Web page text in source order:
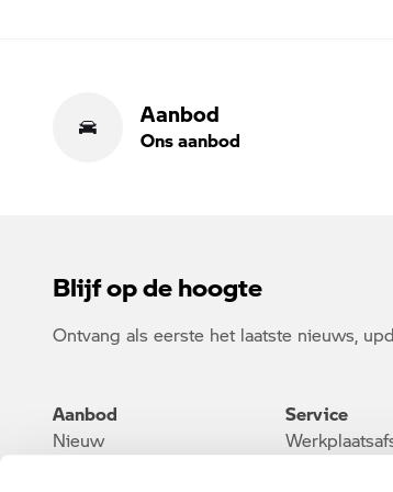
Aanbod
Ons aanbod
Blijf op de hoogte
Ontvang als eerste het laatste nieuws,
Aanbod
Nieuw
Service